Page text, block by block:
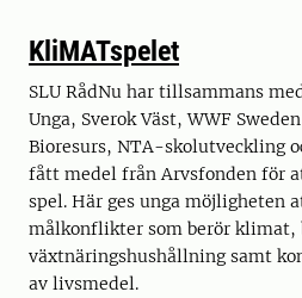
KliMATspelet
SLU RådNu har tillsammans
Unga, Sverok Väst, WWF
Bioresurs, NTA-skolutveckling
fått medel från Arvsfonden för
spel. Här ges unga möjligheten
målkonflikter som berör klimat,
växtnäringshushållning samt
av livsmedel.